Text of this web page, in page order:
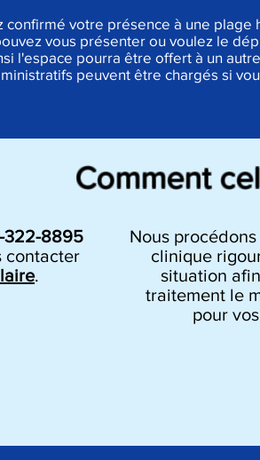
confirmé votre présence à une
vous présenter ou voulez le
l'espace pourra être offert à un
peuvent être chargés si
Comment
322-8895
contacter
.
Nous
clinique
situation
traitement le
pour